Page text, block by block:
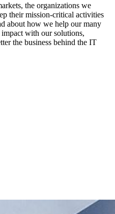
the organizations we
their mission-critical activities
about how we help our many
with our solutions,
the business behind the IT